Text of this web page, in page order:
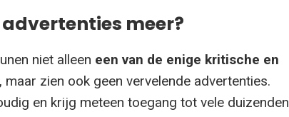
advertenties meer?
niet alleen een van de enige kritische en
, maar zien ook geen vervelende advertenties.
en krijg meteen toegang tot vele duizenden